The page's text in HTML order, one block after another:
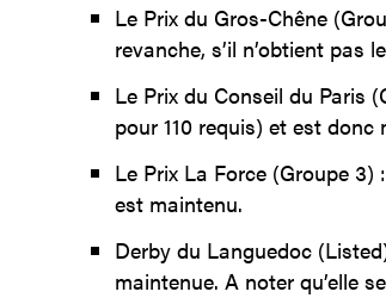
Le Prix du Gros-Chêne
revanche, s’il n’obtient pas
Le Prix du Conseil du Paris
pour 110 requis) et est donc
Le Prix La Force (Groupe
est maintenu.
Derby du Languedoc
maintenue. A noter qu’elle